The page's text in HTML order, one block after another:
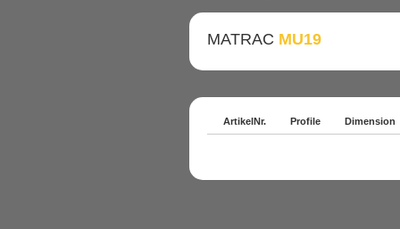
MATRAC MU19
ArtikelNr. Profile Dimension